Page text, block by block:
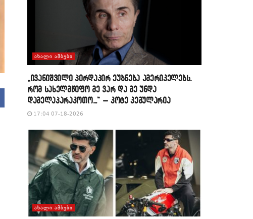
ᲐᲮᲐᲚᲘ ᲐᲛᲑᲔᲑᲘ
„ივანიშვილი პირდაპირ ეუბნება ამერიკელებს,
რომ სახელმწიფო მე ვარ და მე უნდა
დამელაპარაკოთო…“ – კოტე კემულარია
17:04 07-18-2026
ᲐᲮᲐᲚᲘ ᲐᲛᲑᲔᲑᲘ